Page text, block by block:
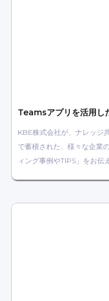
Teamsアプリを活用し
KBE株式会社が、ナレッジ
で蓄積された、様々な企業
ィング事例やTIPS」をお伝